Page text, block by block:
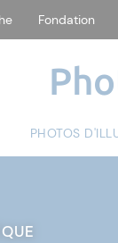
Fondation
PHOTOS